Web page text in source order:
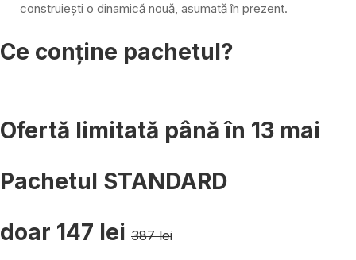
construiești o dinamică nouă, asumată în prezent.
Ce conține pachetul?
Ofertă limitată până în 13 mai
Pachetul STANDARD
doar 147 lei 387 lei